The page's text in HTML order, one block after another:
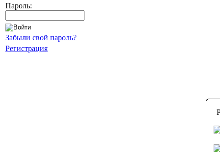
Пароль:
Забыли свой пароль?
Регистрация